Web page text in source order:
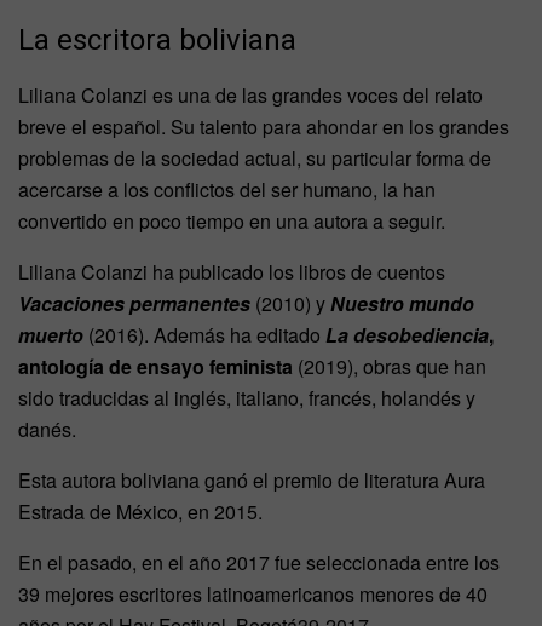
La escritora boliviana
Liliana Colanzi es una de las grandes voces del relato
breve el español. Su talento para ahondar en los grandes
problemas de la sociedad actual, su particular forma de
acercarse a los conflictos del ser humano, la han
convertido en poco tiempo en una autora a seguir.
Liliana Colanzi ha publicado los libros de cuentos
Vacaciones permanentes (2010) yNuestro mundo
muerto (2016). Además ha editado La desobediencia,
antología de ensayo feminista (2019), obras que han
sido traducidas al inglés, italiano, francés, holandés y
danés.
Esta autora boliviana ganó el premio de literatura Aura
Estrada de México, en 2015.
En el pasado, en el año 2017 fue seleccionada entre los
39 mejores escritores latinoamericanos menores de 40